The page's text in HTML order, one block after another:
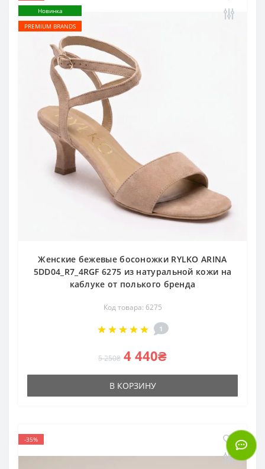
Новинка
PREMIUM BRANDS
Женские бежевые босоножки RYLKO ARINA
5DD04_R7_4RGF 6275 из натуральной кожи на
каблуке от полького бренда
Код товара: 6275
1
5 250₴ 4 440₴
В КОРЗИНУ
-35%